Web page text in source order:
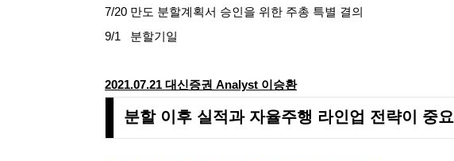
7/20 만도 분할계획서 승인을 위한 주총 특별 결의
9/1
분할기일
2021.07.21 대신증권 Analyst 이승환
분할 이후 실적과 자율주행 라인업 전략이 중요